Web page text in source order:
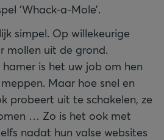
‘Whack-a-Mole’.
simpel. Op willekeurige
mollen uit de grond.
is het uw job om hen
Maar hoe snel en
probeert uit te schakelen, ze
… Zo is het ook met
nadat hun valse websites